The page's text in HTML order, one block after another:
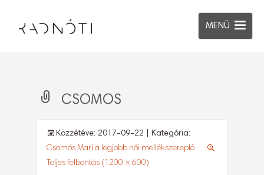
MENÜ
CSOMOS
Közzétéve: 2017-09-22 | Kategória:
Csomós Mari a legjobb női mellékszereplő
Teljes felbontás (1200 × 600)